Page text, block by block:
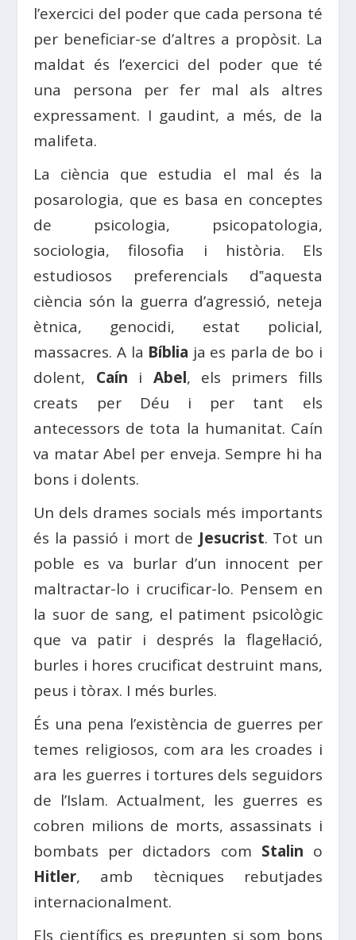
l’exercici del poder que cada persona té
per beneficiar-se d’altres a propòsit. La
maldat és l’exercici del poder que té
una persona per fer mal als altres
expressament. I gaudint, a més, de la
malifeta.
La ciència que estudia el mal és la
posarologia, que es basa en conceptes
de psicologia, psicopatologia,
sociologia, filosofia i història. Els
estudiosos preferencials d‟aquesta
ciència són la guerra d’agressió, neteja
ètnica, genocidi, estat policial,
massacres. A la Bíblia ja es parla de bo i
dolent, Caín i Abel, els primers fills
creats per Déu i per tant els
antecessors de tota la humanitat. Caín
va matar Abel per enveja. Sempre hi ha
bons i dolents.
Un dels drames socials més importants
és la passió i mort de Jesucrist. Tot un
poble es va burlar d’un innocent per
maltractar-lo i crucificar-lo. Pensem en
la suor de sang, el patiment psicològic
que va patir i després la flagel·lació,
burles i hores crucificat destruint mans,
peus i tòrax. I més burles.
És una pena l’existència de guerres per
temes religiosos, com ara les croades i
ara les guerres i tortures dels seguidors
de l’Islam. Actualment, les guerres es
cobren milions de morts, assassinats i
bombats per dictadors com Stalin o
Hitler, amb tècniques rebutjades
internacionalment.
Els científics es pregunten si som bons